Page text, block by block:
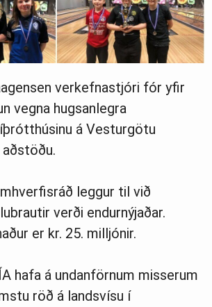
verkefnastjóri fór yfir
vegna hugsanlegra
á Vesturgötu
leggur til við
verði endurnýjaðar.
er kr. 25. milljónir.
hafa á undanförnum misserum
röð á landsvísu í